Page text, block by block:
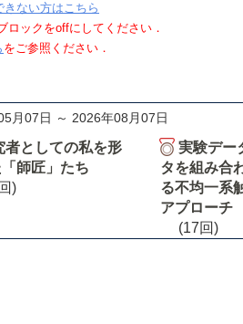
きない方はこちら
ロックをoffにしてください．
をご参照ください．
月07日 ～ 2026年08月07日
者としての私を形
師匠」たち
)
実験デー
タを組み合
る不均一系
アプローチ
(17回)